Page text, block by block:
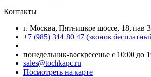
Контакты
г. Москва, Пятницкое шоссе, 18, пав
+7 (985) 344-80-47 (звонок
понедельник-воскресенье с 10:00 до
sales@tochkapc.ru
Посмотреть на карте